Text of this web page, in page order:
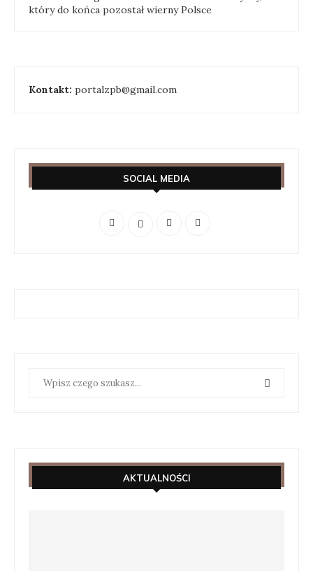
który do końca pozostał wierny Polsce
Kontakt: portalzpb@gmail.com
SOCIAL MEDIA
AKTUALNOŚCI